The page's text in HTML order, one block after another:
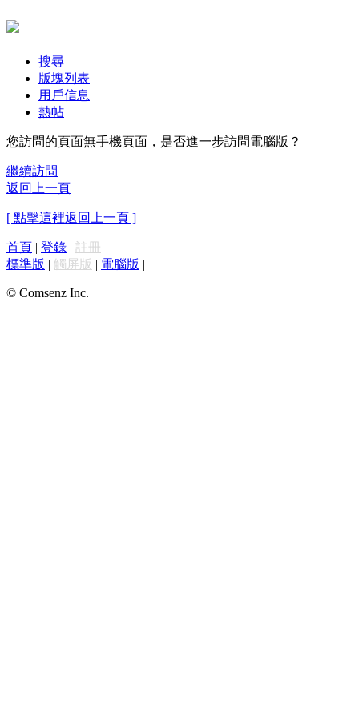
搜尋
版塊列表
用戶信息
熱帖
您訪問的頁面無手機頁面，是否進一步訪問電腦版？
繼續訪問
返回上一頁
[ 點擊這裡返回上一頁 ]
首頁 | 登錄 | 註冊
標準版 | 觸屏版 | 電腦版 |
© Comsenz Inc.